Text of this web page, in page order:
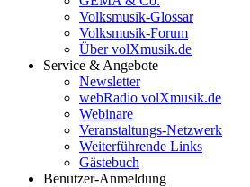
Volksmusik-Glossar
Volksmusik-Forum
Über volXmusik.de
Service & Angebote
Newsletter
webRadio volXmusik.de
Webinare
Veranstaltungs-Netzwerk
Weiterführende Links
Gästebuch
Benutzer-Anmeldung